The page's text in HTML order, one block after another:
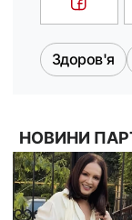
Здоров'я